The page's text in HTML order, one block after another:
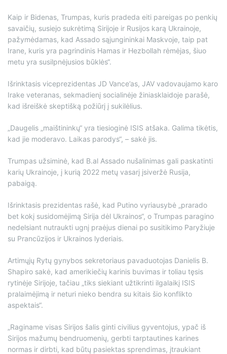
Kaip ir Bidenas, Trumpas, kuris pradeda eiti pareigas po penkių
savaičių, susiejo sukrėtimą Sirijoje ir Rusijos karą Ukrainoje,
pažymėdamas, kad Assado sąjungininkai Maskvoje, taip pat
Irane, kuris yra pagrindinis Hamas ir Hezbollah rėmėjas, šiuo
metu yra susilpnėjusios būklės“.
Išrinktasis viceprezidentas JD Vance’as, JAV vadovaujamo karo
Irake veteranas, sekmadienį socialinėje žiniasklaidoje parašė,
kad išreiškė skeptišką požiūrį į sukilėlius.
„Daugelis „maištininkų“ yra tiesioginė ISIS atšaka. Galima tikėtis,
kad jie moderavo. Laikas parodys“, – sakė jis.
Trumpas užsiminė, kad B.al Assado nušalinimas gali paskatinti
karių Ukrainoje, į kurią 2022 metų vasarį įsiveržė Rusija,
pabaigą.
Išrinktasis prezidentas rašė, kad Putino vyriausybė „prarado
bet kokį susidomėjimą Sirija dėl Ukrainos“, o Trumpas paragino
nedelsiant nutraukti ugnį praėjus dienai po susitikimo Paryžiuje
su Prancūzijos ir Ukrainos lyderiais.
Artimųjų Rytų gynybos sekretoriaus pavaduotojas Danielis B.
Shapiro sakė, kad amerikiečių karinis buvimas ir toliau tęsis
rytinėje Sirijoje, tačiau „tiks siekiant užtikrinti ilgalaikį ISIS
pralaimėjimą ir neturi nieko bendra su kitais šio konflikto
aspektais“.
„Raginame visas Sirijos šalis ginti civilius gyventojus, ypač iš
Sirijos mažumų bendruomenių, gerbti tarptautines karines
normas ir dirbti, kad būtų pasiektas sprendimas, įtraukiant